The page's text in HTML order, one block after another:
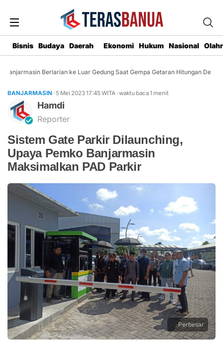
Bisnis Budaya Daerah Ekonomi Hukum Nasional
Berlarian ke Luar Gedung Saat Gempa Getaran Hitungan Detik
BANJARMASIN · 5 Mei 202317:45 WITA ·waktu baca 1 menit
Hamdi
Reporter
Sistem Gate Parkir Dilaunching,
Upaya Pemko Banjarmasin
Maksimalkan PAD Parkir
Perbesar